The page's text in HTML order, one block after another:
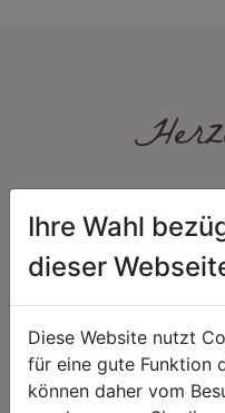
HARMONIE
Unser Sortiment steht für ein
positives Lebensgefühl. Wir
Ihre Wahl
dieser
Diese Website nutzt
für eine gute Funktion
können daher vom